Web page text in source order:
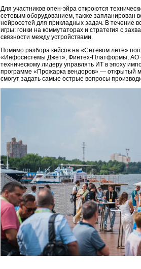
Для участников опен-эйра откроются
сетевым оборудованием, также запланирован
нейросетей для прикладных задач. В течение
игры: гонки на коммутаторах и стратегия с
связности между устройствами.
Помимо разбора кейсов на «Сетевом лете»
«Инфосистемы Джет», Финтех-Платформы, АО
техническому лидеру управлять ИТ в эпоху
программе «Прожарка вендоров» — открытый
смогут задать самые острые вопросы